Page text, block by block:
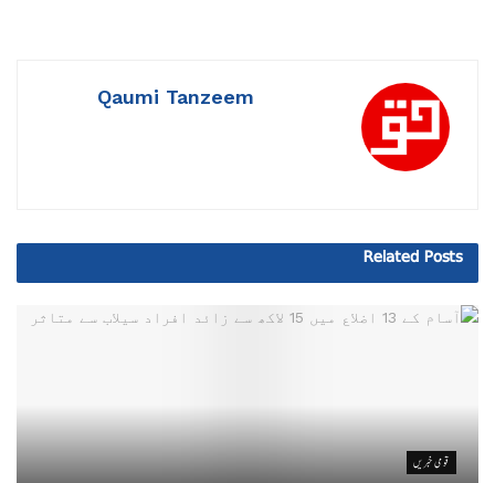
Qaumi Tanzeem
Related Posts
قومی خبریں